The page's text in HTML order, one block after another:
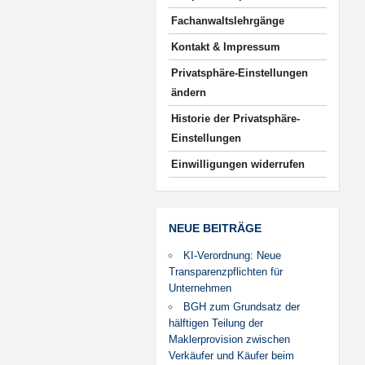
Fachanwaltslehrgänge
Kontakt & Impressum
Privatsphäre-Einstellungen
ändern
Historie der Privatsphäre-
Einstellungen
Einwilligungen widerrufen
NEUE BEITRÄGE
KI-Verordnung: Neue
Transparenzpflichten für
Unternehmen
BGH zum Grundsatz der
hälftigen Teilung der
Maklerprovision zwischen
Verkäufer und Käufer beim